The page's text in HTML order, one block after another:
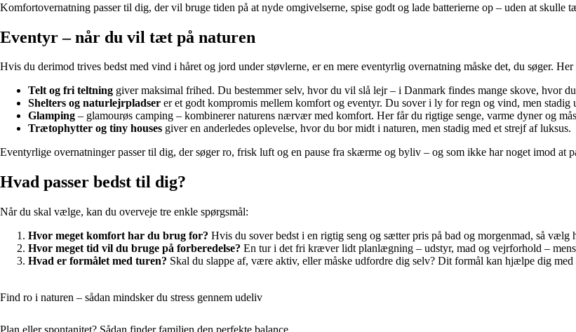
Komfortovernatning passer til dig, der vil bruge tiden på at nyde omgivelserne, spise godt og lade batterierne op – uden at skulle
Eventyr – når du vil tæt på naturen
Hvis du derimod trives bedst med vind i håret og jord under støvlerne, er en mere eventyrlig overnatning måske det, du søger.
Telt og fri teltning giver maksimal frihed. Du bestemmer selv, hvor du vil slå lejr – i Danmark findes mange skove, hvor
Shelters og naturlejrpladser er et godt kompromis mellem komfort og eventyr. Du sover i ly for regn og vind, men stadig
Glamping – glamourøs camping – kombinerer naturens nærvær med komfort. Her får du rigtige senge, varme dyner og
Trætophytter og tiny houses giver en anderledes oplevelse, hvor du bor midt i naturen, men stadig med et strejf af luksus.
Eventyrlige overnatninger passer til dig, der søger ro, frisk luft og en pause fra skærme og byliv – og som ikke har noget imod at
Hvad passer bedst til dig?
Når du skal vælge, kan du overveje tre enkle spørgsmål:
Hvor meget komfort har du brug for? Hvis du sover bedst i en rigtig seng og sætter pris på bad og morgenmad, så vælg
Hvor meget tid vil du bruge på forberedelse? En tur i det fri kræver lidt planlægning – udstyr, mad og vejrforhold –
Hvad er formålet med turen? Skal du slappe af, være aktiv, eller måske udfordre dig selv? Dit formål kan hjælpe dig
Find ro i naturen – sådan mindsker du stress gennem udeliv